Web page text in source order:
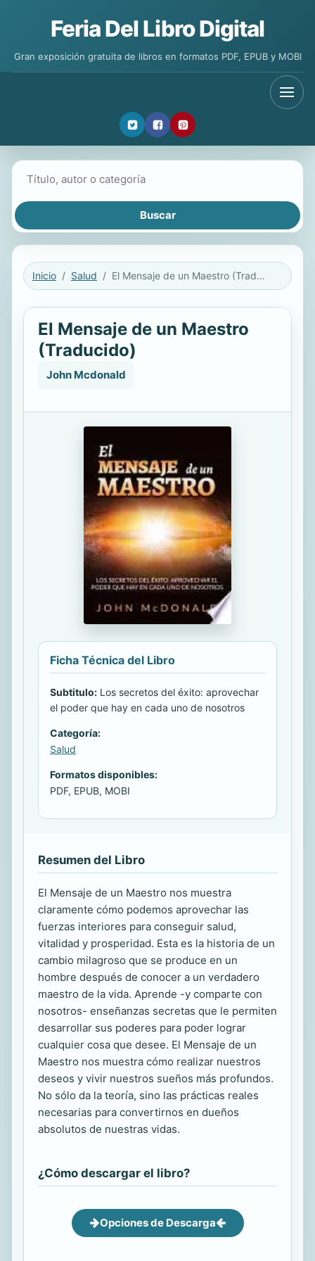
Feria Del Libro Digital
Gran exposición gratuita de libros en formatos PDF, EPUB y MOBI
Inicio Salud El Mensaje de un Maestro (Traducido)
El Mensaje de un Maestro
(Traducido)
John Mcdonald
Ficha Técnica del Libro
Subtitulo: Los secretos del éxito: aprovechar
el poder que hay en cada uno de nosotros
Categoría:
Salud
Formatos disponibles:
PDF, EPUB, MOBI
Resumen del Libro
El Mensaje de un Maestro nos muestra
claramente cómo podemos aprovechar las
fuerzas interiores para conseguir salud,
vitalidad y prosperidad. Esta es la historia de un
cambio milagroso que se produce en un
hombre después de conocer a un verdadero
maestro de la vida. Aprende -y comparte con
nosotros- enseñanzas secretas que le permiten
desarrollar sus poderes para poder lograr
cualquier cosa que desee. El Mensaje de un
Maestro nos muestra cómo realizar nuestros
deseos y vivir nuestros sueños más profundos.
No sólo da la teoría, sino las prácticas reales
necesarias para convertirnos en dueños
absolutos de nuestras vidas.
¿Cómo descargar el libro?
Opciones de Descarga